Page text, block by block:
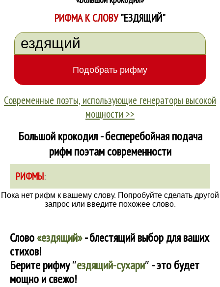
РИФМА К СЛОВУ"ЕЗДЯЩИЙ"
Современные поэты, использующие генераторы высокой
мощности >>
Большой крокодил - бесперебойная подача
рифм поэтам современности
РИФМЫ:
Пока нет рифм к вашему слову. Попробуйте сделать другой
запрос или введите похожее слово.
Слово«ездящий»- блестящий выбор для ваших
стихов!
Берите рифму″ездящий-сухари″ - это будет
мощно и свежо!